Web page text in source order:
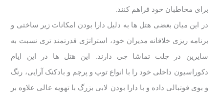
برای مخاطبان خود فراهم کنند.
در این میان بعضی هتل ها به دلیل دارا بودن امکانات زیر ساختی و
برنامه ریزی خلاقانه مدیران خود، استراتژی قدرتمند تری نسبت به
سایرین در جلب تماشا چی دارند. این هتل ها در این ایام
دکوراسیون داخلی خود را با انواع توپ و پرچم و بادکنک آرایی، رنگ
و بوی فوتبالی داده و با دارا بودن لابی بزرگ با تهویه عالی علاوه بر